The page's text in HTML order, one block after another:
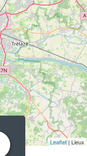
Leaflet| Lieux